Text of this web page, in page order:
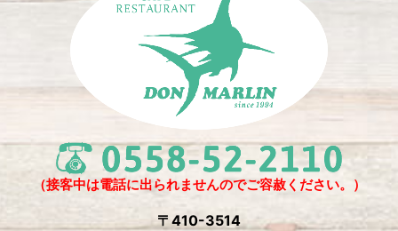
2025年3月
(2)
2025年2月
(6)
2024年12月
(1)
2024年11月
2024年10月(1)
2024年9月(5)
2024年8月
（接客中は電話に出られませんのでご容赦ください。）
〒410-3514